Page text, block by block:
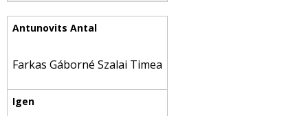
Farkas Gáborné Szalai Timea